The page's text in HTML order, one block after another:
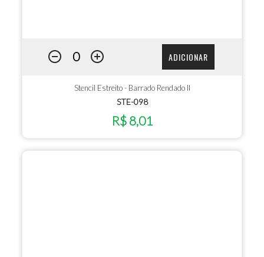
ADICIONAR
Stencil Estreito - Barrado Rendado II
STE-098
R$ 8,01